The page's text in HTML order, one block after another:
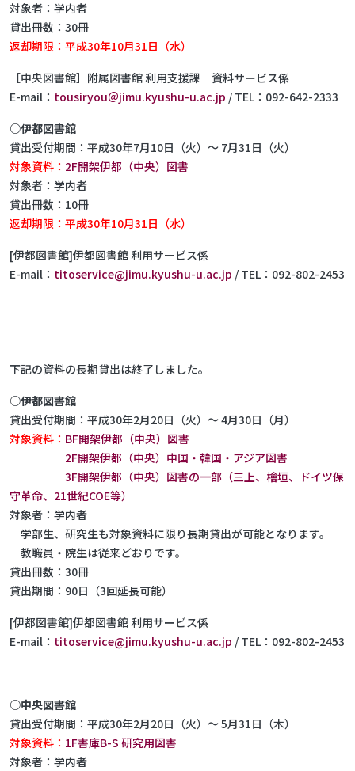
対象者：学内者
貸出冊数：30冊
返却期限：平成30年10月31日（水）
［中央図書館］附属図書館 利用支援課 資料サービス係
E-mail： tousiryou＠jimu.kyushu-u.ac.jp / TEL：092-642-2333
○伊都図書館
貸出受付期間：平成30年7月10日（火）～ 7月31日（火）
対象資料： 2F開架伊都（中央）図書
対象者：学内者
貸出冊数：10冊
返却期限：平成30年10月31日（水）
[伊都図書館]伊都図書館 利用サービス係
E-mail： titoservice@jimu.kyushu-u.ac.jp / TEL：092-802-2453
下記の資料の長期貸出は終了しました。
○伊都図書館
貸出受付期間：平成30年2月20日（火）～ 4月30日（月）
対象資料： BF開架伊都（中央）図書
2F開架伊都（中央）中国・韓国・アジア図書
3F開架伊都（中央）図書の一部（三上、檜垣、ドイツ保
守革命、21世紀COE等）
対象者：学内者
学部生、研究生も対象資料に限り長期貸出が可能となります。
教職員・院生は従来どおりです。
貸出冊数：30冊
貸出期間：90日（3回延長可能）
[伊都図書館]伊都図書館 利用サービス係
E-mail： titoservice@jimu.kyushu-u.ac.jp / TEL：092-802-2453
○中央図書館
貸出受付期間：平成30年2月20日（火）～ 5月31日（木）
対象資料： 1F書庫B-S 研究用図書
対象者：学内者